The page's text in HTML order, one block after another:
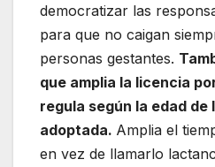
democratizar las
para que no caigan
personas gestantes.
que amplia la licencia
regula según la edad de
adoptada. Amplia el
en vez de llamarlo